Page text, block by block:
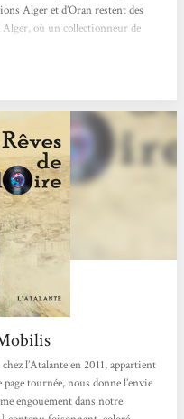
Alger et d’Oran restent des
Alger, où un collectionneur de
l’Atalante en 2011, appartient
tournée, nous donne l’envie
engouement dans notre